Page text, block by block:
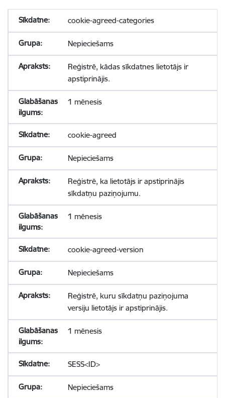
cookie-agreed-categories
Nepieciešams
Reģistrē, kādas sīkdatnes lietotājs ir
apstiprinājis.
1 mēnesis
cookie-agreed
Nepieciešams
Reģistrē, ka lietotājs ir apstiprinājis
sīkdatņu paziņojumu.
1 mēnesis
cookie-agreed-version
Nepieciešams
Reģistrē, kuru sīkdatņu paziņojuma
versiju lietotājs ir apstiprinājis.
1 mēnesis
SESS<ID>
Nepieciešams